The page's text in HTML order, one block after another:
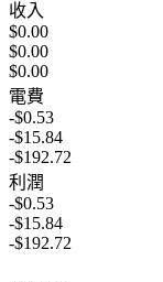
收入
$0.00
$0.00
$0.00
電費
-$0.53
-$15.84
-$192.72
利潤
-$0.53
-$15.84
-$192.72